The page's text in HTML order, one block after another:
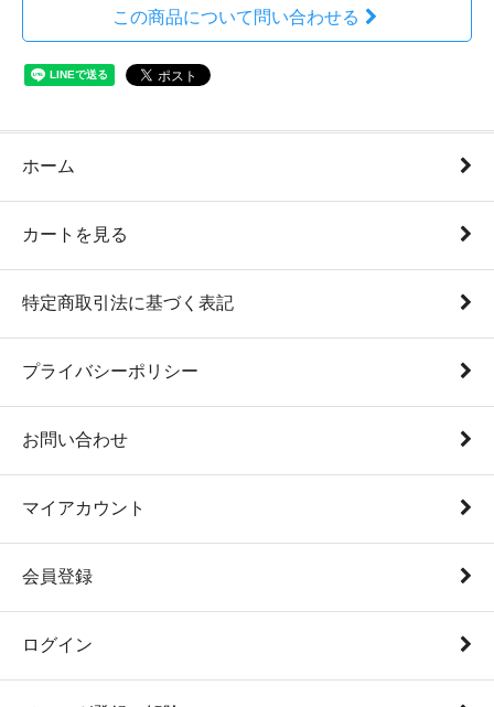
この商品について問い合わせる
ホーム
カートを見る
特定商取引法に基づく表記
プライバシーポリシー
お問い合わせ
マイアカウント
会員登録
ログイン